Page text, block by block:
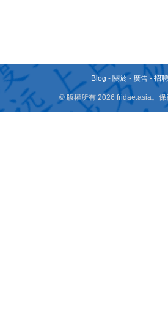
Blog - 關於 - 廣告 -招
© 版權所有 2026 fridae.asia。